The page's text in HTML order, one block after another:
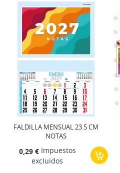
FALDILLA MENSUAL 23.5 CM
NOTAS
0,29 €Impuestos
excluidos